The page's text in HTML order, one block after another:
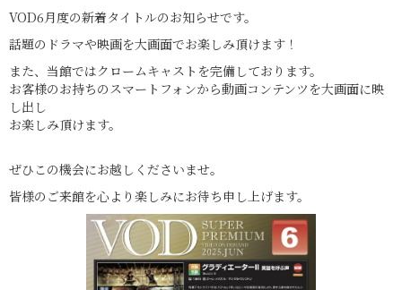
VOD6月度の新着タイトルのお知らせです。
話題のドラマや映画を大画面でお楽しみ頂けます！
また、当館ではクロームキャストを完備しております。
お客様のお持ちのスマートフォンから動画コンテンツを大画面に映
し出し
お楽しみ頂けます。
ぜひこの機会にお越しくださいませ。
皆様のご来館を心より楽しみにお待ち申し上げます。